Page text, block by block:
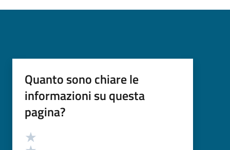
Quanto sono chiare le
informazioni su questa
pagina?
Valutazione